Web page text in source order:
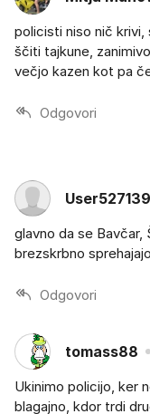
policisti niso nič krivi,
ščiti tajkune,
večjo kazen kot pa
Odgovori
User527139
glavno da se Bavčar,
brezskrbno
Odgovori
tomass88
Ukinimo policijo, ker
blagajno, kdor trdi